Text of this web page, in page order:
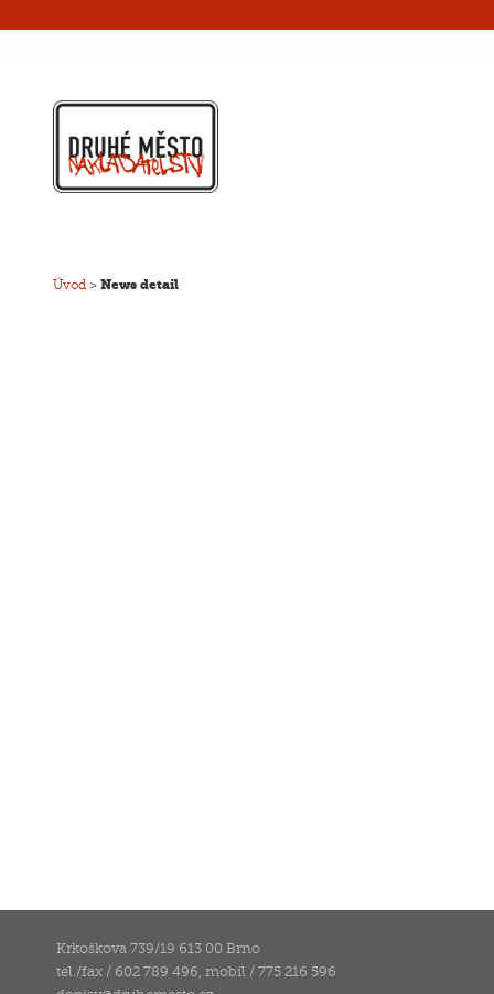
Úvod > News detail
Krkoškova 739/19 613 00 Brno
tel./fax / 602 789 496, mobil / 775 216 596